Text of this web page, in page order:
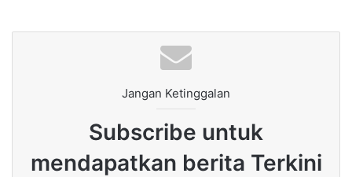
Jangan Ketinggalan
Subscribe untuk
mendapatkan berita Terkini